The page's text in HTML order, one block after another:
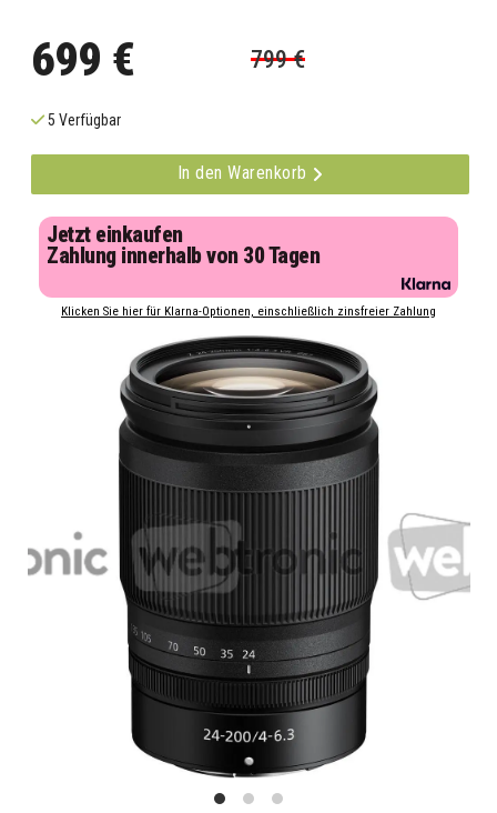
699 € 799 €
5 Verfügbar
In den Warenkorb
Jetzt einkaufen
Zahlung innerhalb von 30 Tagen
Klicken Sie hier für Klarna-Optionen, einschließlich zinsfreier Zahlung